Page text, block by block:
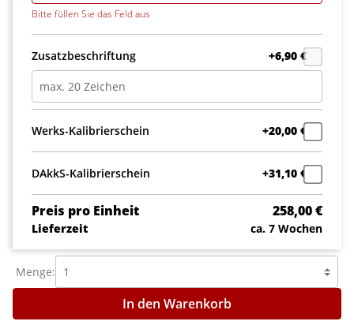
Bitte füllen Sie das Feld aus
Zusatzbeschriftung +6,90 €
Werks-Kalibrierschein +20,00 €
DAkkS-Kalibrierschein +31,10 €
Preis pro Einheit 258,00 €
Lieferzeit ca. 7 Wochen
Menge:
In den Warenkorb